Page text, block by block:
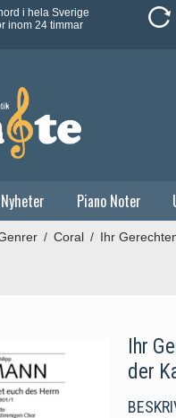
i hela Sverige
inom 24 timmar
Nyheter Piano Noter
/ Coral / Ihr
Ihr
der